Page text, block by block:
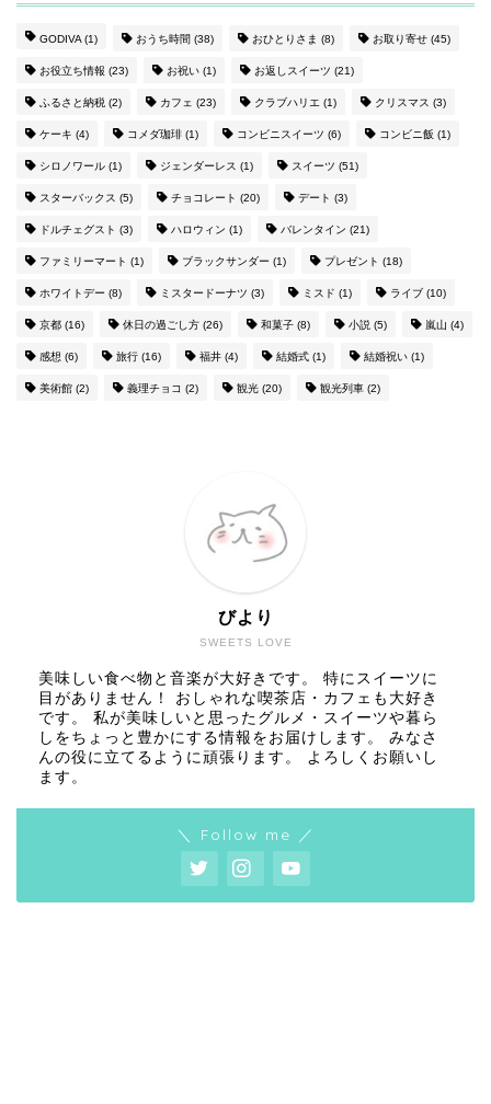
GODIVA (1) おうち時間 (38) おひとりさま (8) お取り寄せ (45)
お役立ち情報 (23) お祝い (1) お返しスイーツ (21)
ふるさと納税 (2) カフェ (23) クラブハリエ (1) クリスマス (3)
ケーキ (4) コメダ珈琲 (1) コンビニスイーツ (6) コンビニ飯 (1)
シロノワール (1) ジェンダーレス (1) スイーツ (51)
スターバックス (5) チョコレート (20) デート (3)
ドルチェグスト (3) ハロウィン (1) バレンタイン (21)
ファミリーマート (1) ブラックサンダー (1) プレゼント (18)
ホワイトデー (8) ミスタードーナツ (3) ミスド (1) ライブ (10)
京都 (16) 休日の過ごし方 (26) 和菓子 (8) 小説 (5) 嵐山 (4)
感想 (6) 旅行 (16) 福井 (4) 結婚式 (1) 結婚祝い (1)
美術館 (2) 義理チョコ (2) 観光 (20) 観光列車 (2)
SWEETS LOVE
びより
美味しい食べ物と音楽が大好きです。 特にスイーツに
目がありません！ おしゃれな喫茶店・カフェも大好き
です。 私が美味しいと思ったグルメ・スイーツや暮ら
しをちょっと豊かにする情報をお届けします。 みなさ
んの役に立てるように頑張ります。 よろしくお願いし
ます。
＼ Follow me ／